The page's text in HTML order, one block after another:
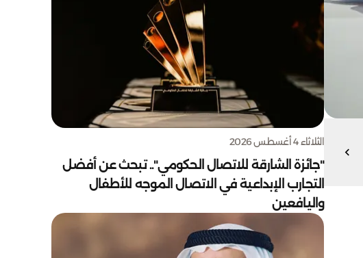
الثلاثاء 4 أغسطس 2026
"جائزة الشارقة للاتصال الحكومي".. تبحث عن أفضل
التجارب الإبداعية في الاتصال الموجه للأطفال
واليافعين